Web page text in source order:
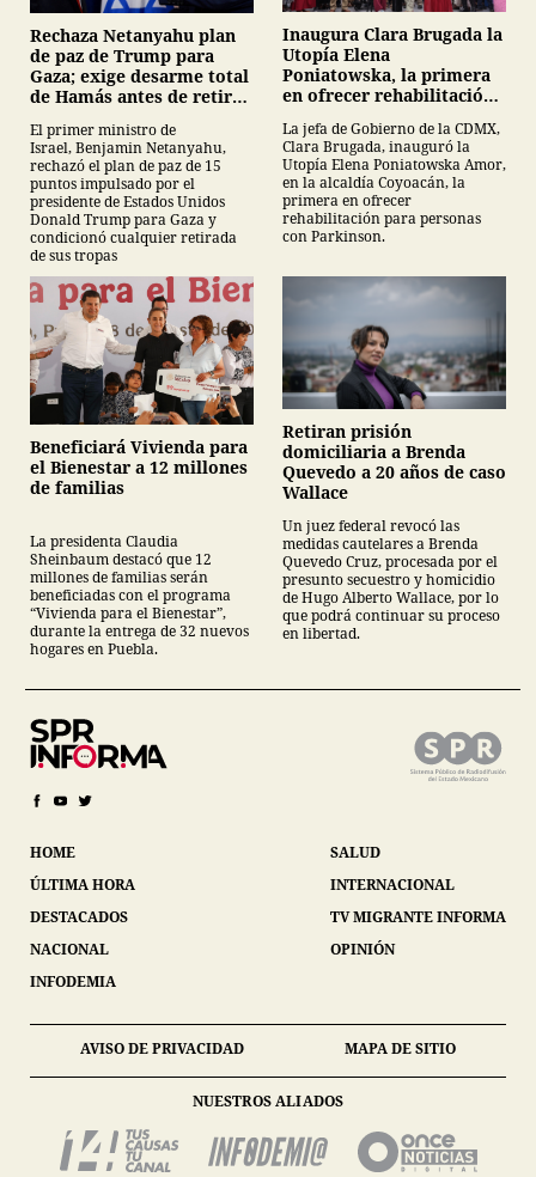
Rechaza Netanyahu plan
de paz de Trump para
Gaza; exige desarme total
de Hamás antes de retirar
El primer ministro de
Israel, Benjamin Netanyahu,
rechazó el plan de paz de 15
puntos impulsado por el
presidente de Estados Unidos
Donald Trump para Gaza y
condicionó cualquier retirada
de sus tropas
Inaugura Clara Brugada la
Utopía Elena
Poniatowska, la primera
en ofrecer rehabilitación
Parkinson
La jefa de Gobierno de la CDMX,
Clara Brugada, inauguró la
Utopía Elena Poniatowska Amor,
en la alcaldía Coyoacán, la
primera en ofrecer
rehabilitación para personas
con Parkinson.
Beneficiará Vivienda para
el Bienestar a 12 millones
de familias
La presidenta Claudia
Sheinbaum destacó que 12
millones de familias serán
beneficiadas con el programa
“Vivienda para el Bienestar”,
durante la entrega de 32 nuevos
hogares en Puebla.
Retiran prisión
domiciliaria a Brenda
Quevedo a 20 años de caso
Wallace
Un juez federal revocó las
medidas cautelares a Brenda
Quevedo Cruz, procesada por el
presunto secuestro y homicidio
de Hugo Alberto Wallace, por lo
que podrá continuar su proceso
en libertad.
HOME
ÚLTIMA HORA
DESTACADOS
NACIONAL
INFODEMIA
SALUD
INTERNACIONAL
TV MIGRANTE INFORMA
OPINIÓN
AVISO DE PRIVACIDAD MAPA DE SITIO
NUESTROS ALIADOS